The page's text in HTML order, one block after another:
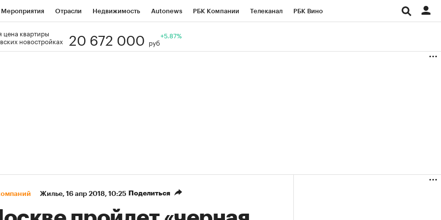
Мероприятия Отрасли Недвижимость Autonews РБК Компании Телеканал РБК Вино
Визионеры
цена квартиры
новостройках
20 672 000 руб
+5.87%
Жилье⁠, 16 апр 2018, 10:25 Поделиться